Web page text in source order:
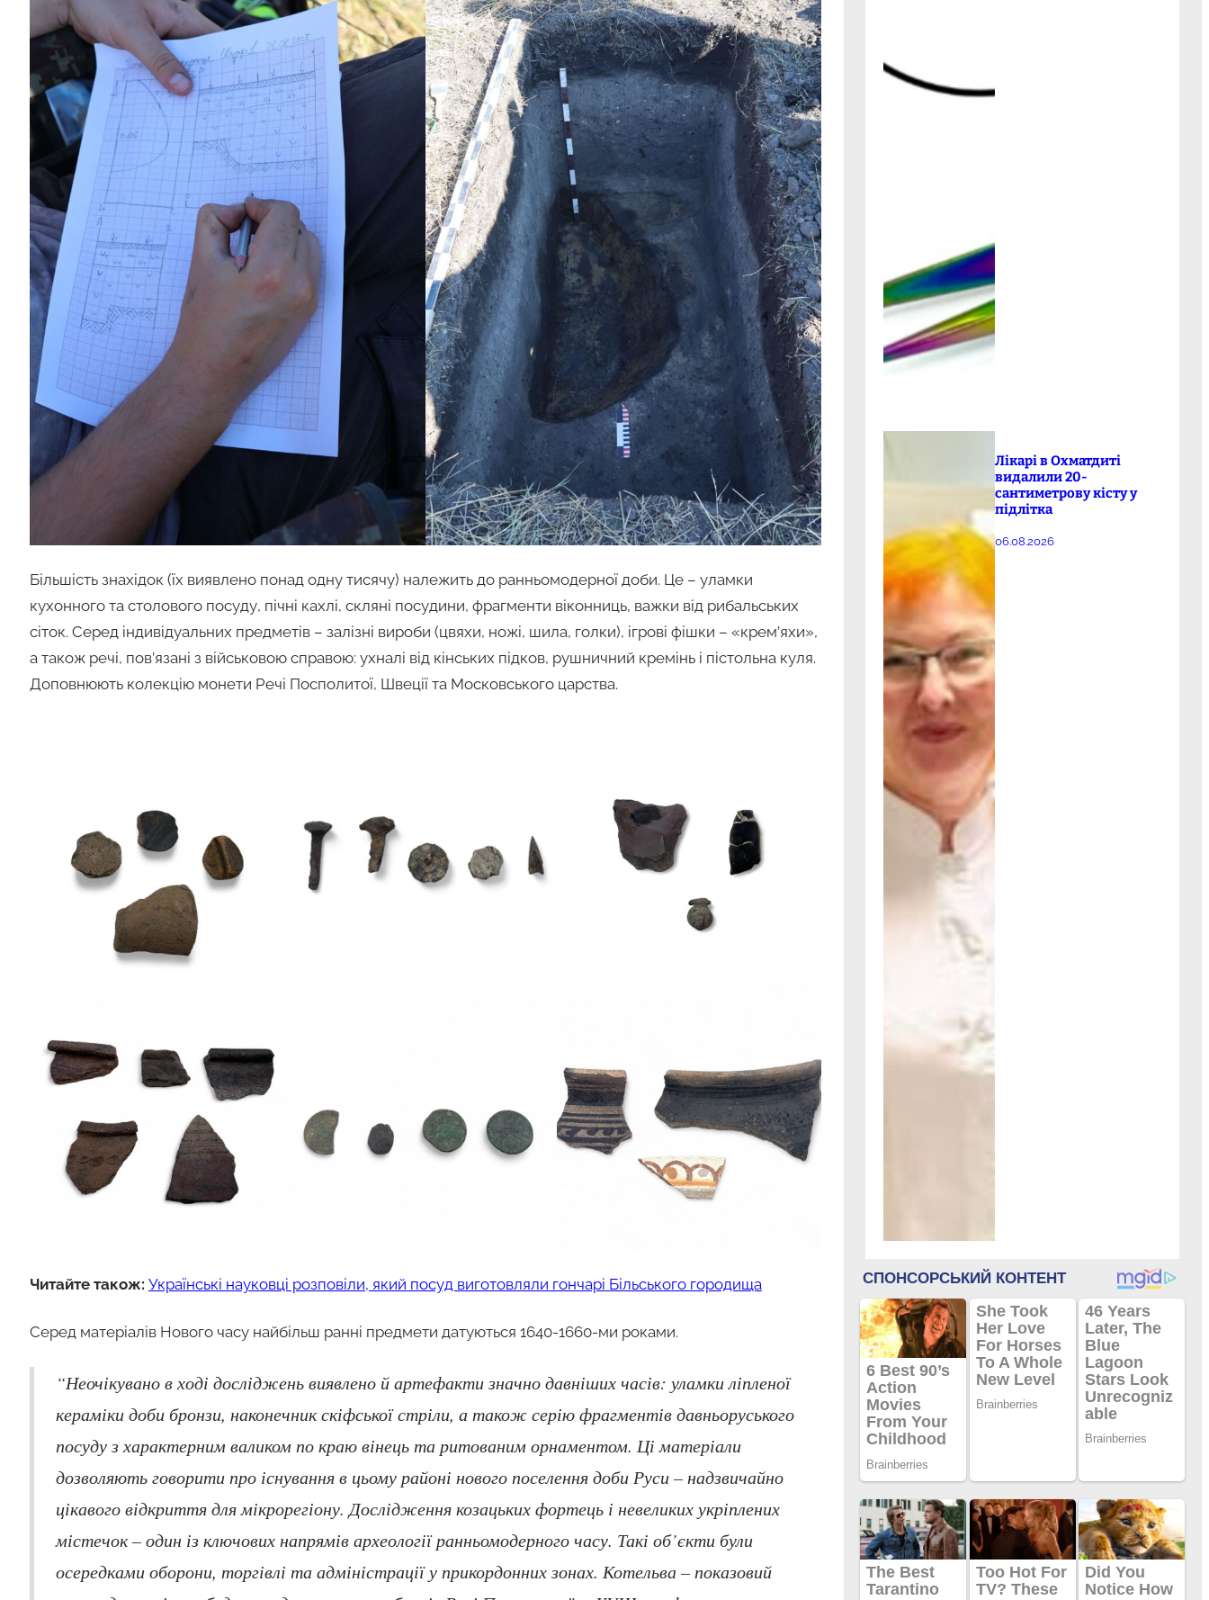
Більшість знахідок (їх виявлено понад одну тисячу) належить до ранньомодерної доби. Це – уламки
кухонного та столового посуду, пічні кахлі, скляні посудини, фрагменти віконниць, важки від рибальських
сіток. Серед індивідуальних предметів – залізні вироби (цвяхи, ножі, шила, голки), ігрові фішки – «крем’яхи»,
а також речі, пов’язані з військовою справою: ухналі від кінських підков, рушничний кремінь і пістольна куля.
Доповнюють колекцію монети Речі Посполитої, Швеції та Московського царства.
Читайте також: Українські науковці розповіли, який посуд виготовляли гончарі Більського городища
Серед матеріалів Нового часу найбільш ранні предмети датуються 1640-1660-ми роками.
“Неочікувано в ході досліджень виявлено й артефакти значно давніших часів: уламки ліпленої
кераміки доби бронзи, наконечник скіфської стріли, а також серію фрагментів давньоруського
посуду з характерним валиком по краю вінець та ритованим орнаментом. Ці матеріали
дозволяють говорити про існування в цьому районі нового поселення доби Руси – надзвичайно
цікавого відкриття для мікрорегіону. Дослідження козацьких фортець і невеликих укріплених
містечок – один із ключових напрямів археології ранньомодерного часу. Такі об’єкти були
осередками оборони, торгівлі та адміністрації у прикордонних зонах. Котельва – показовий
Лікарі в Охматдиті
видалили 20-
сантиметрову кісту у
підлітка
06.08.2026